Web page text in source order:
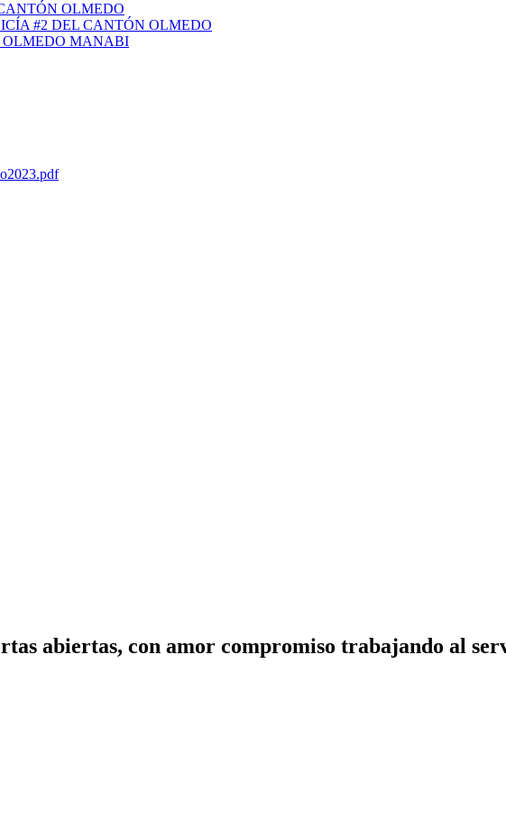
OLMEDO
#2 DEL CANTÓN OLMEDO
OLMEDO MANABI
abiertas, con amor compromiso trabajando al